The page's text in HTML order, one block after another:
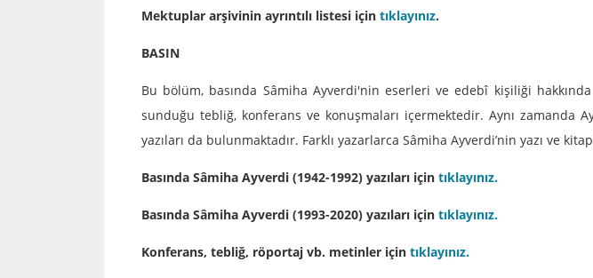
Mektuplar arşivinin ayrıntılı listesi için tıklayınız.
BASIN
Bu bölüm, basında Sâmiha Ayverdi'nin eserleri ve edebî kişiliği
sunduğu tebliğ, konferans ve konuşmaları içermektedir. Aynı zamanda
yazıları da bulunmaktadır. Farklı yazarlarca Sâmiha Ayverdi’nin yazı ve
Basında Sâmiha Ayverdi (1942-1992) yazıları için tıklayınız.
Basında Sâmiha Ayverdi (1993-2020) yazıları için tıklayınız.
Konferans, tebliğ, röportaj vb. metinler için tıklayınız.